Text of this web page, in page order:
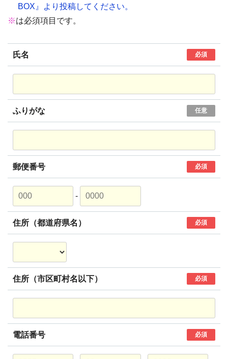
BOX』より投稿してください。
※は必須項目です。
氏名 必須
ふりがな 任意
郵便番号 必須
-
住所（都道府県名） 必須
住所（市区町村名以下） 必須
電話番号 必須